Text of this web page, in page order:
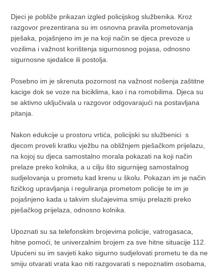
Djeci je pobliže prikazan izgled policijskog službenika. Kroz
razgovor prezentirana su im osnovna pravila prometovanja
pješaka, pojašnjeno im je na koji način se djeca prevoze u
vozilima i važnost korištenja sigurnosnog pojasa, odnosno
sigurnosne sjedalice ili postolja.
Posebno im je skrenuta pozornost na važnost nošenja zaštitne
kacige dok se voze na biciklima, kao i na romobilima. Djeca su
se aktivno uključivala u razgovor odgovarajući na postavljana
pitanja.
Nakon edukcije u prostoru vrtića, policijski su službenici s
djecom proveli kratku vježbu na obližnjem pješačkom prijelazu,
na kojoj su djeca samostalno morala pokazati na koji način
prelaze preko kolnika, a u cilju što sigurnijeg samostalnog
sudjelovanja u prometu kad krenu u školu. Pokazan im je način
fizičkog upravljanja i reguliranja prometom policije te im je
pojašnjeno kada u takvim slučajevima smiju prelaziti preko
pješačkog prijelaza, odnosno kolnika.
Upoznati su sa telefonskim brojevima policije, vatrogasaca,
hitne pomoći, te univerzalnim brojem za sve hitne situacije 112.
Upućeni su im savjeti kako sigurno sudjelovati prometu te da ne
smiju otvarati vrata kao niti razgovarati s nepoznatim osobama,